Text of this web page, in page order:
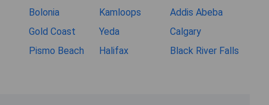
Bolonia
Kamloops
Addis Abeba
Gold Coast
Yeda
Calgary
Pismo Beach
Halifax Black River Falls